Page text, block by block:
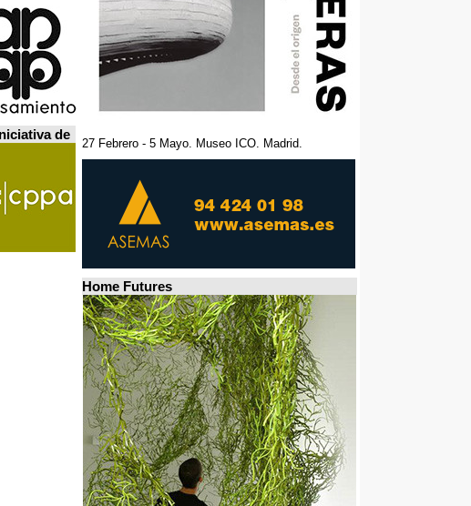
de
27 Febrero - 5 Mayo. Museo ICO. Madrid.
Home Futures